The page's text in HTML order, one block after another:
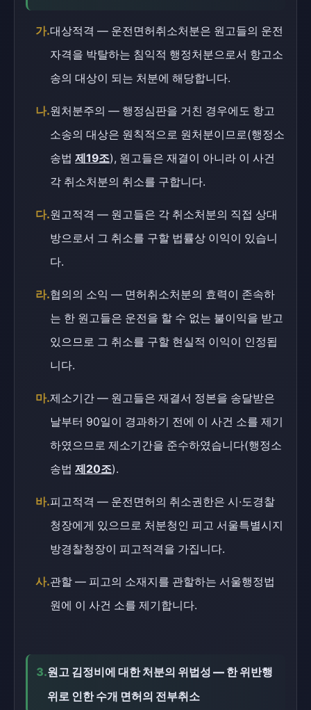
가.대상적격 — 운전면허취소처분은 원고들의 운전
자격을 박탈하는 침익적 행정처분으로서 항고소
송의 대상이 되는 처분에 해당합니다.
나.원처분주의 — 행정심판을 거친 경우에도 항고
소송의 대상은 원칙적으로 원처분이므로(행정소
송법 제19조), 원고들은 재결이 아니라 이 사건
각 취소처분의 취소를 구합니다.
다.원고적격 — 원고들은 각 취소처분의 직접 상대
방으로서 그 취소를 구할 법률상 이익이 있습니
다.
라.협의의 소익 — 면허취소처분의 효력이 존속하
는 한 원고들은 운전을 할 수 없는 불이익을 받고
있으므로 그 취소를 구할 현실적 이익이 인정됩
니다.
마.제소기간 — 원고들은 재결서 정본을 송달받은
날부터 90일이 경과하기 전에 이 사건 소를 제기
하였으므로 제소기간을 준수하였습니다(행정소
송법 제20조).
바.피고적격 — 운전면허의 취소권한은 시·도경찰
청장에게 있으므로 처분청인 피고 서울특별시지
방경찰청장이 피고적격을 가집니다.
사.관할 — 피고의 소재지를 관할하는 서울행정법
원에 이 사건 소를 제기합니다.
3.원고 김정비에 대한 처분의 위법성 — 한 위반행
위로 인한 수개 면허의 전부취소